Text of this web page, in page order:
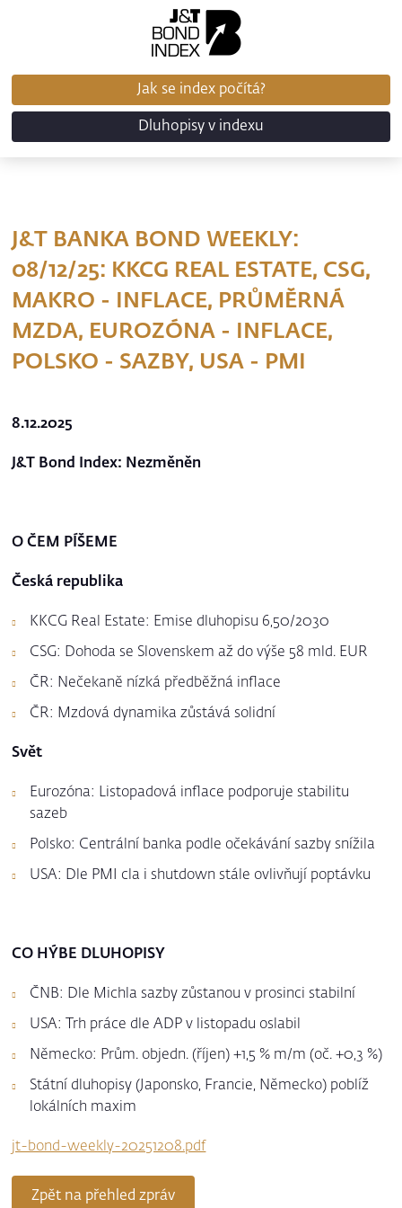
Jak se index počítá?
Dluhopisy v indexu
J&T BANKA BOND WEEKLY:
08/12/25: KKCG REAL ESTATE, CSG,
MAKRO - INFLACE, PRŮMĚRNÁ
MZDA, EUROZÓNA - INFLACE,
POLSKO - SAZBY, USA - PMI
8.12.2025
J&T Bond Index: Nezměněn
O ČEM PÍŠEME
Česká republika
KKCG Real Estate: Emise dluhopisu 6,50/2030
CSG: Dohoda se Slovenskem až do výše 58 mld. EUR
ČR: Nečekaně nízká předběžná inflace
ČR: Mzdová dynamika zůstává solidní
Svět
Eurozóna: Listopadová inflace podporuje stabilitu
sazeb
Polsko: Centrální banka podle očekávání sazby snížila
USA: Dle PMI cla i shutdown stále ovlivňují poptávku
CO HÝBE DLUHOPISY
ČNB: Dle Michla sazby zůstanou v prosinci stabilní
USA: Trh práce dle ADP v listopadu oslabil
Německo: Prům. objedn. (říjen) +1,5 % m/m (oč. +0,3 %)
Státní dluhopisy (Japonsko, Francie, Německo) poblíž
lokálních maxim
jt-bond-weekly-20251208.pdf
Zpět na přehled zpráv